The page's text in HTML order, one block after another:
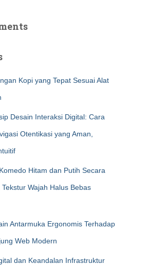
Kopi yang Tepat Sesuai Alat
Desain Interaksi Digital: Cara
Otentikasi yang Aman,
Hitam dan Putih Secara
Wajah Halus Bebas
Antarmuka Ergonomis Terhadap
Web Modern
dan Keandalan Infrastruktur